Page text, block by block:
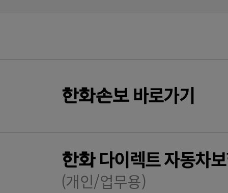
한화손보바로가기
한화다이렉트 자동차
(개인/업무용)